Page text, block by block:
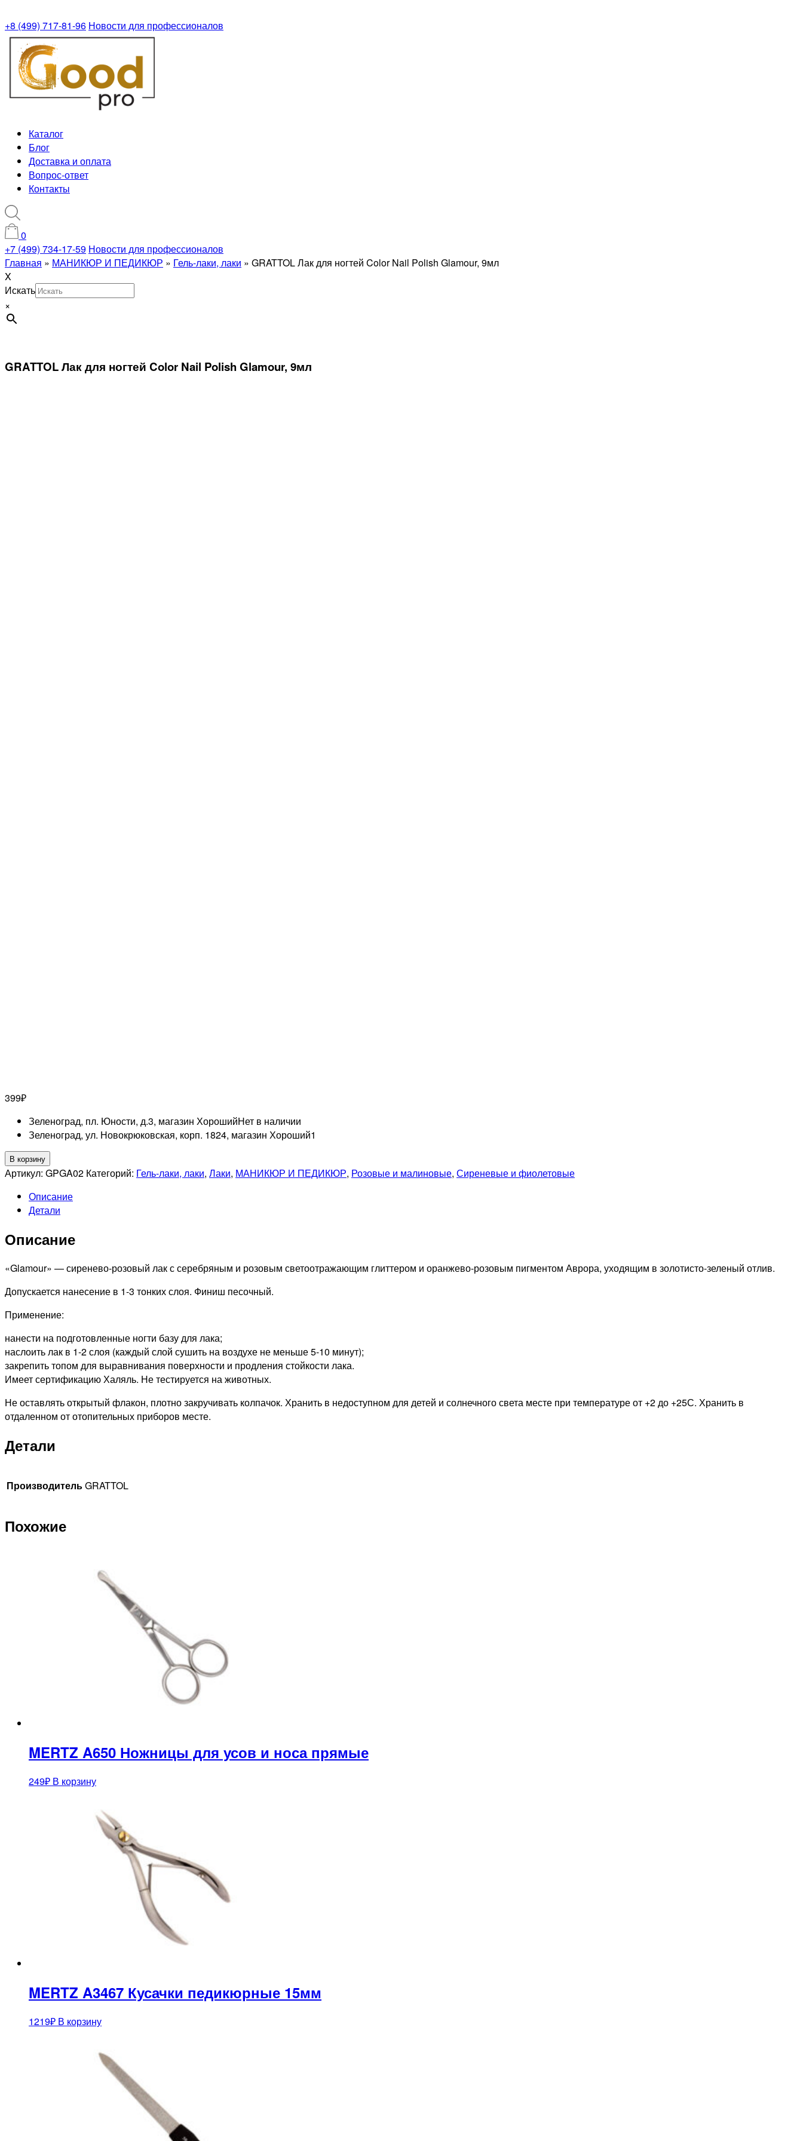
+8 (499) 717-81-96 Новости для профессионалов
Каталог
Блог
Доставка и оплата
Вопрос-ответ
Контакты
0
+7 (499) 734-17-59 Новости для профессионалов
Главная » МАНИКЮР И ПЕДИКЮР » Гель-лаки, лаки » GRATTOL Лак для ногтей Color Nail Polish Glamour, 9мл
X
Искать
×
GRATTOL Лак для ногтей Color Nail Polish Glamour, 9мл
399₽
Зеленоград, пл. Юности, д.3, магазин ХорошийНет в наличии
Зеленоград, ул. Новокрюковская, корп. 1824, магазин Хороший1
Количество
товара
Лак
для
Color
Polish
9мл
В корзину
Артикул: GPGA02 Категорий: Гель-лаки, лаки, Лаки, МАНИКЮР И ПЕДИКЮР, Розовые и малиновые, Сиреневые и фиолетовые
Описание
Детали
Описание
«Glamour» — сиренево-розовый лак с серебряным и розовым светоотражающим глиттером и оранжево-розовым пигментом Аврора, уходящим в золотисто-зеленый отлив.
Допускается нанесение в 1-3 тонких слоя. Финиш песочный.
Применение:
нанести на подготовленные ногти базу для лака;
наслоить лак в 1-2 слоя (каждый слой сушить на воздухе не меньше 5-10 минут);
закрепить топом для выравнивания поверхности и продления стойкости лака.
Имеет сертификацию Халяль. Не тестируется на животных.
Не оставлять открытый флакон, плотно закручивать колпачок. Хранить в недоступном для детей и солнечного света месте при температуре от +2 до +25С. Хранить в
отдаленном от отопительных приборов месте.
Детали
ПроизводительGRATTOL
Похожие
MERTZ A650 Ножницы для усов и носа прямые
249₽ В корзину
MERTZ A3467 Кусачки педикюрные 15мм
1219₽ В корзину